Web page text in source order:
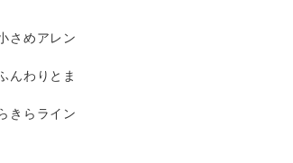
さめアレン
んわりとま
きらライン